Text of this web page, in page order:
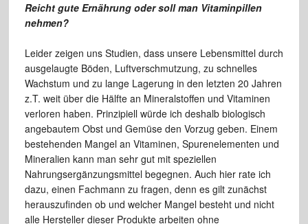
Reicht gute Ernährung oder soll man Vitaminpillen
nehmen?
Leider zeigen uns Studien, dass unsere Lebensmittel durch
ausgelaugte Böden, Luftverschmutzung, zu schnelles
Wachstum und zu lange Lagerung in den letzten 20 Jahren
z.T. weit über die Hälfte an Mineralstoffen und Vitaminen
verloren haben. Prinzipiell würde ich deshalb biologisch
angebautem Obst und Gemüse den Vorzug geben. Einem
bestehenden Mangel an Vitaminen, Spurenelementen und
Mineralien kann man sehr gut mit speziellen
Nahrungsergänzungsmittel begegnen. Auch hier rate ich
dazu, einen Fachmann zu fragen, denn es gilt zunächst
herauszufinden ob und welcher Mangel besteht und nicht
alle Hersteller dieser Produkte arbeiten ohne